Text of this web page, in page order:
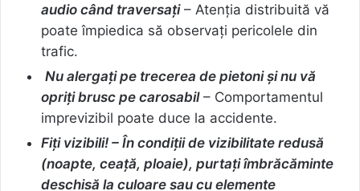
audio când traversați– Atenția distribuită vă
poate împiedica să observați pericolele din
trafic.
Nu alergați pe trecerea de pietoni și nu vă
opriți brusc pe carosabil– Comportamentul
imprevizibil poate duce la accidente.
Fiți vizibili! – În condiții de vizibilitate redusă
(noapte, ceață, ploaie), purtați îmbrăcăminte
deschisă la culoare sau cu elemente